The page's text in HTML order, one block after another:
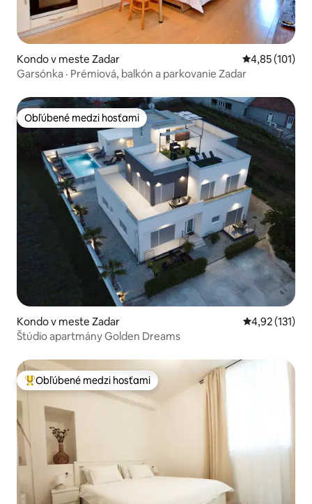
Kondo v meste Zadar Priemerné
4,85 (101)
Garsónka · Prémiová, balkón a parkovanie Zadar
Obľúbené medzi hosťami
Obľúbené medzi hosťami
Kondo v meste Zadar Priemerné
4,92 (131)
Štúdio apartmány Golden Dreams
Najobľúbenejšie medzi hosťami
Obľúbené medzi hosťami